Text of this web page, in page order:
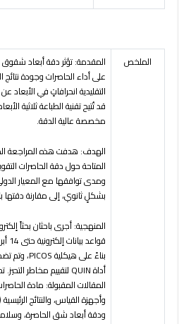
الملخص المقدمة: تؤثر دقة أبعاد
على أداء الحاصرات وجودة نتائج
التقليدية انحرافاتٍ في الأبعاد
قد تُتيح تقنية الطباعة ثلاثية
مخصصة عالية الدقة.
الهدف: هدفت هذه المراجعة
المتاحة حول دقة الحاصرات
ومدى توافقها مع المعيار
بشكلٍ ثانوي، إلى مقارنة دقتها
المنهجية: أجرى باحثان بحثاً
بناءً على هيكليةPICOS، وتم
أداةQUIN لتقييم مخاطر
المقالات المقبولة: مادة
وأجهزة القياس، والنتائج
ودقة أبعاد شق الحاصرة،